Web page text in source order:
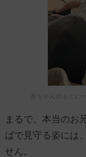
赤ちゃんのもとに
まるで、本当のお
ばで見守る姿には
せん。